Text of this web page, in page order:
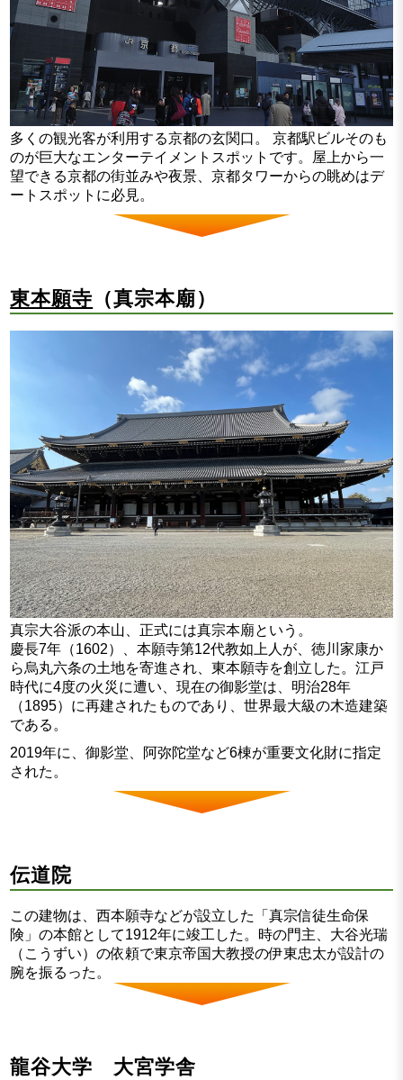
多くの観光客が利用する京都の玄関口。 京都駅ビルそのも
のが巨大なエンターテイメントスポットです。屋上から一
望できる京都の街並みや夜景、京都タワーからの眺めはデ
ートスポットに必見。
東本願寺 （真宗本廟）
真宗大谷派の本山、正式には真宗本廟という。
慶長7年（1602）、本願寺第12代教如上人が、徳川家康か
ら烏丸六条の土地を寄進され、東本願寺を創立した。江戸
時代に4度の火災に遭い、現在の御影堂は、明治28年
（1895）に再建されたものであり、世界最大級の木造建築
である。
2019年に、御影堂、阿弥陀堂など6棟が重要文化財に指定
された。
伝道院
この建物は、西本願寺などが設立した「真宗信徒生命保
険」の本館として1912年に竣工した。時の門主、大谷光瑞
（こうずい）の依頼で東京帝国大教授の伊東忠太が設計の
腕を振るった。
龍谷大学 大宮学舎